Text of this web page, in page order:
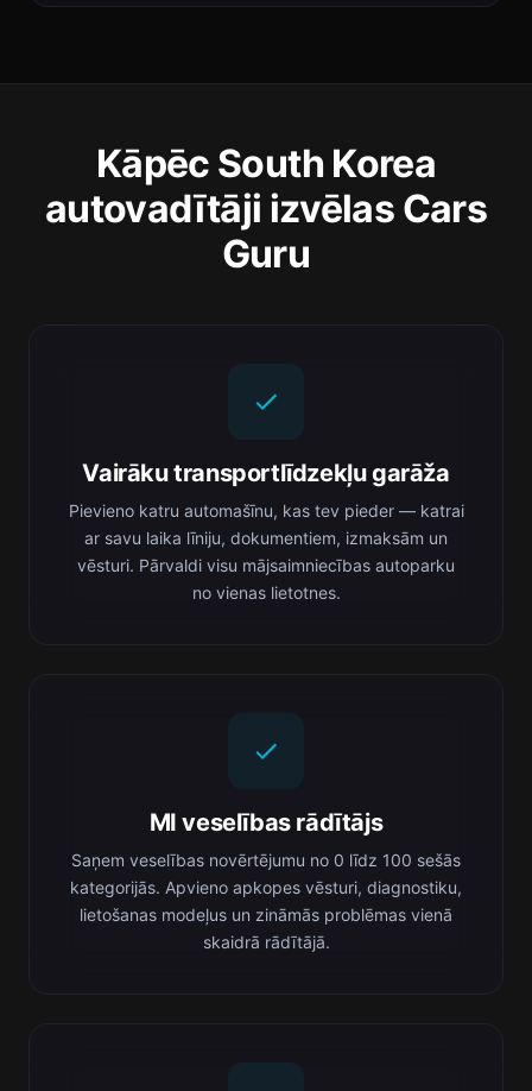
Kāpēc South Korea
autovadītāji izvēlas Cars
Guru
Vairāku transportlīdzekļu garāža
Pievieno katru automašīnu, kas tev pieder — katrai
ar savu laika līniju, dokumentiem, izmaksām un
vēsturi. Pārvaldi visu mājsaimniecības autoparku
no vienas lietotnes.
MI veselības rādītājs
Saņem veselības novērtējumu no 0 līdz 100 sešās
kategorijās. Apvieno apkopes vēsturi, diagnostiku,
lietošanas modeļus un zināmās problēmas vienā
skaidrā rādītājā.